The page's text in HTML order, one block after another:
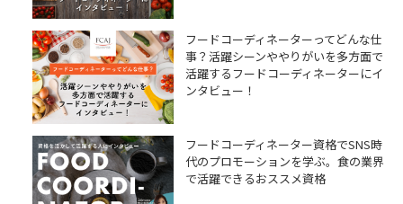
フードコーディネーターってどんな仕
事？活躍シーンややりがいを多方面で
活躍するフードコーディネーターにイ
ンタビュー！
フードコーディネーター資格でSNS時
代のプロモーションを学ぶ。食の業界
で活躍できるおススメ資格